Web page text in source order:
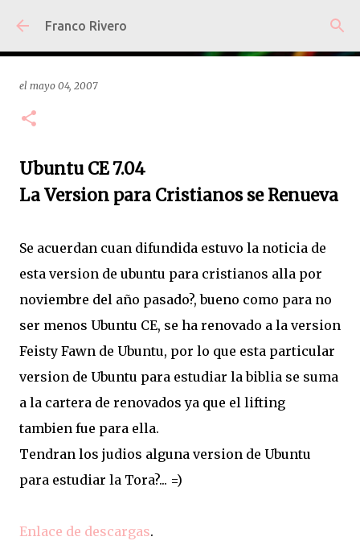
Ir al contenido principal
Franco Rivero
el mayo 04, 2007
Ubuntu CE 7.04
La Version para Cristianos se Renueva
Se acuerdan cuan difundida estuvo la noticia de
esta version de ubuntu para cristianos alla por
noviembre del año pasado?, bueno como para no
ser menos Ubuntu CE, se ha renovado a la version
Feisty Fawn de Ubuntu, por lo que esta particular
version de Ubuntu para estudiar la biblia se suma
a la cartera de renovados ya que el lifting
tambien fue para ella.
Tendran los judios alguna version de Ubuntu
para estudiar la Tora?... =)
Enlace de descargas.